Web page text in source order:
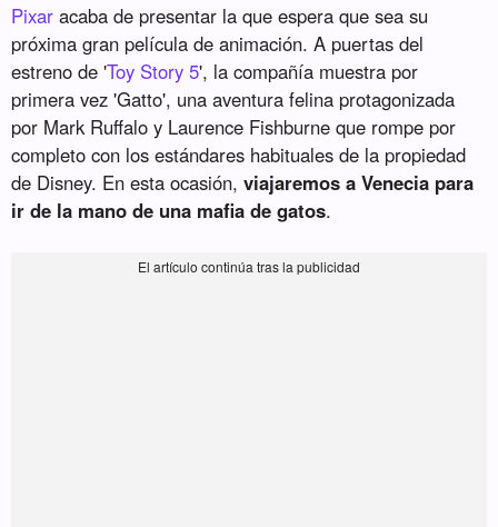
Pixar acaba de presentar la que espera que sea su
próxima gran película de animación. A puertas del
estreno de 'Toy Story 5', la compañía muestra por
primera vez 'Gatto', una aventura felina protagonizada
por Mark Ruffalo y Laurence Fishburne que rompe por
completo con los estándares habituales de la propiedad
de Disney. En esta ocasión,viajaremos a Venecia para
ir de la mano de una mafia de gatos.